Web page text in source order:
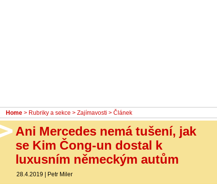
Home > Rubriky a sekce > Zajímavosti > Článek
Ani Mercedes nemá tušení, jak
se Kim Čong-un dostal k
luxusním německým autům
28.4.2019 | Petr Miler